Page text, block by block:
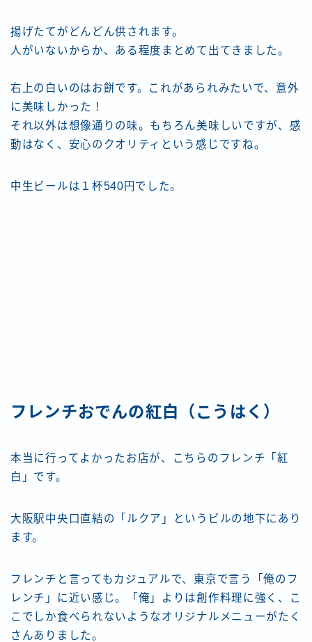
揚げたてがどんどん供されます。
人がいないからか、ある程度まとめて出てきました。
右上の白いのはお餅です。これがあられみたいで、意外
に美味しかった！
それ以外は想像通りの味。もちろん美味しいですが、感
動はなく、安心のクオリティという感じですね。
中生ビールは１杯540円でした。
フレンチおでんの紅白（こうはく）
本当に行ってよかったお店が、こちらのフレンチ「紅
白」です。
大阪駅中央口直結の「ルクア」というビルの地下にあり
ます。
フレンチと言ってもカジュアルで、東京で言う「俺のフ
レンチ」に近い感じ。「俺」よりは創作料理に強く、こ
こでしか食べられないようなオリジナルメニューがたく
さんありました。